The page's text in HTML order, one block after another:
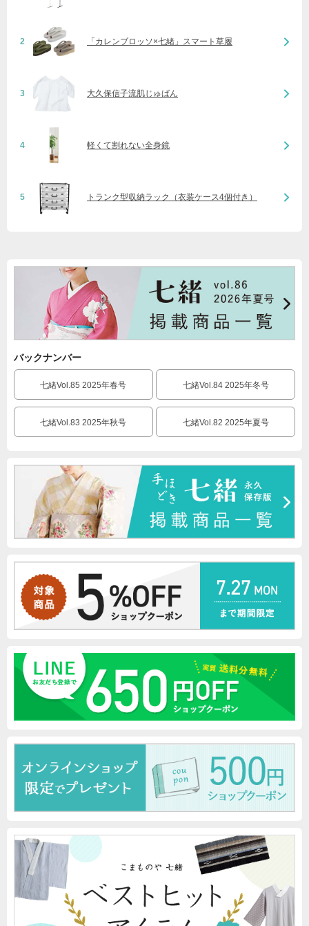
2 「カレンブロッソ×七緒」スマート草履
3 大久保信子流肌じゅばん
4 軽くて割れない全身鏡
5 トランク型収納ラック（衣装ケース4個付き）
バックナンバー
七緒Vol.85 2025年春号 七緒Vol.84 2025年冬号
七緒Vol.83 2025年秋号 七緒Vol.82 2025年夏号